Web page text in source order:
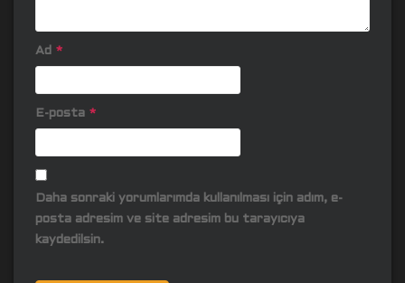
Ad *
E-posta *
Daha sonraki yorumlarımda kullanılması için adım, e-
posta adresim ve site adresim bu tarayıcıya
kaydedilsin.